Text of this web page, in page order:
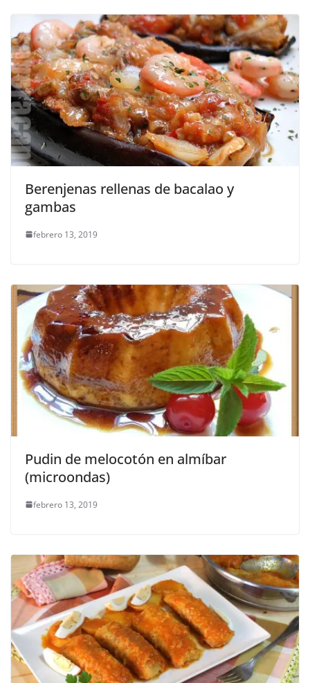
Berenjenas rellenas de bacalao y
gambas
febrero 13, 2019
Pudin de melocotón en almíbar
(microondas)
febrero 13, 2019